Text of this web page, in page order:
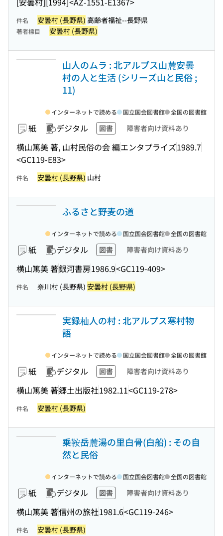
件名 安曇村 (長野県) 高齢者福祉--長野県
著者標目 安曇村 (長野県)
山人のムラ : 北アルプス山麓安曇
村の人と生活 (シリーズ山と民俗 ;
11)
紙 デジタル 図書 障害者向け資料あり
横山篤美 著, 山村民俗の会 編エンタプライズ1989.7
<GC119-E83>
インターネットで読める 国立国会図書館 全国の図書館
件名 安曇村 (長野県) 山村
ふるさと野麦の道
紙 デジタル 図書 障害者向け資料あり
横山篤美 著銀河書房1986.9<GC119-409>
インターネットで読める 国立国会図書館 全国の図書館
件名 奈川村 (長野県) 安曇村 (長野県)
実録杣人の村 : 北アルプス寒村物
語
紙 デジタル 図書 障害者向け資料あり
横山篤美 著郷土出版社1982.11<GC119-278>
インターネットで読める 国立国会図書館 全国の図書館
件名 安曇村 (長野県)
乗鞍岳麓湯の里白骨(白船) : その自
然と民俗
紙 デジタル 図書 障害者向け資料あり
横山篤美 著信州の旅社1981.6<GC119-246>
インターネットで読める 国立国会図書館 全国の図書館
件名 安曇村 (長野県)